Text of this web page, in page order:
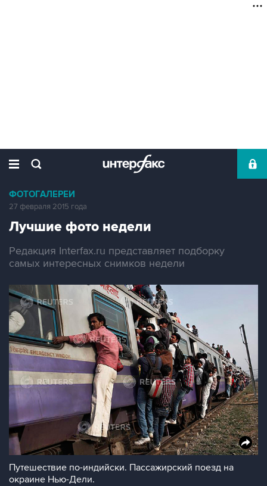
ФОТОГАЛЕРЕИ
27 февраля 2015 года
Лучшие фото недели
Редакция Interfax.ru представляет подборку
самых интересных снимков недели
Путешествие по-индийски. Пассажирский поезд на
окраине Нью-Дели.